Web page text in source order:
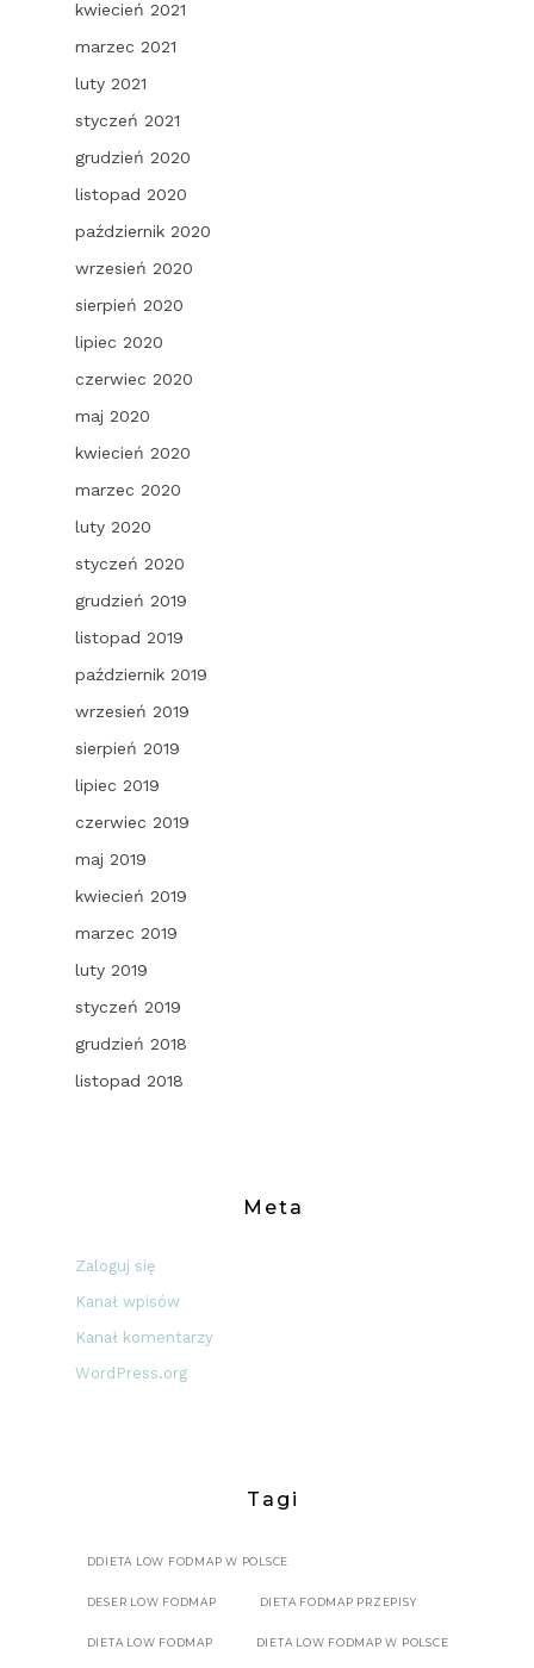
kwiecień 2021
marzec 2021
luty 2021
styczeń 2021
grudzień 2020
listopad 2020
październik 2020
wrzesień 2020
sierpień 2020
lipiec 2020
czerwiec 2020
maj 2020
kwiecień 2020
marzec 2020
luty 2020
styczeń 2020
grudzień 2019
listopad 2019
październik 2019
wrzesień 2019
sierpień 2019
lipiec 2019
czerwiec 2019
maj 2019
kwiecień 2019
marzec 2019
luty 2019
styczeń 2019
grudzień 2018
listopad 2018
Meta
Zaloguj się
Kanał wpisów
Kanał komentarzy
WordPress.org
Tagi
DDIETA LOW FODMAP W POLSCE
DESER LOW FODMAP DIETA FODMAP PRZEPISY
DIETA LOW FODMAP DIETA LOW FODMAP W POLSCE